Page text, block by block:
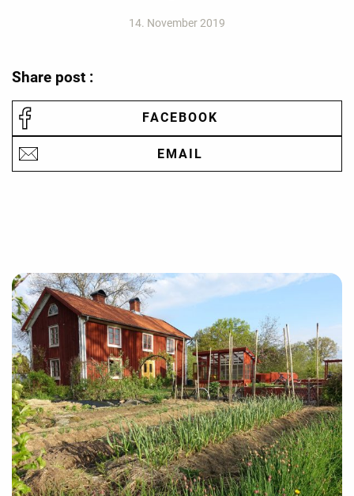
14. November 2019
Share post :
FACEBOOK
EMAIL